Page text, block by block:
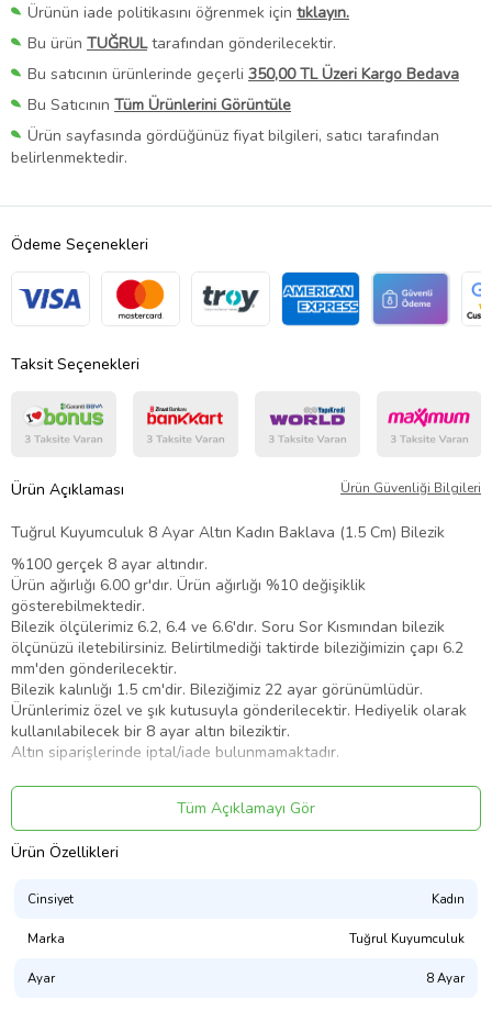
Ürünün iade politikasını öğrenmek için tıklayın.
Bu ürün TUĞRULtarafından gönderilecektir.
Bu satıcının ürünlerinde geçerli 350,00 TL Üzeri Kargo Bedava
Bu Satıcının Tüm Ürünlerini Görüntüle
Ürün sayfasında gördüğünüz fiyat bilgileri, satıcı tarafından
belirlenmektedir.
Ödeme Seçenekleri
Taksit Seçenekleri
Ürün Açıklaması Ürün Güvenliği Bilgileri
Tuğrul Kuyumculuk 8 Ayar Altın Kadın Baklava (1.5 Cm) Bilezik
%100 gerçek 8 ayar altındır.
Ürün ağırlığı 6.00 gr'dır. Ürün ağırlığı %10 değişiklik
gösterebilmektedir.
Bilezik ölçülerimiz 6.2, 6.4 ve 6.6'dır. Soru Sor Kısmından bilezik
ölçünüzü iletebilirsiniz. Belirtilmediği taktirde bileziğimizin çapı 6.2
mm'den gönderilecektir.
Bilezik kalınlığı 1.5 cm'dir. Bileziğimiz 22 ayar görünümlüdür.
Ürünlerimiz özel ve şık kutusuyla gönderilecektir. Hediyelik olarak
kullanılabilecek bir 8 ayar altın bileziktir.
Altın siparişlerinde iptal/iade bulunmamaktadır.
Ürün Kodu:kcm89148951
Tüm Açıklamayı Gör
Ürün Özellikleri
Cinsiyet Kadın
Marka Tuğrul Kuyumculuk
Ayar 8 Ayar